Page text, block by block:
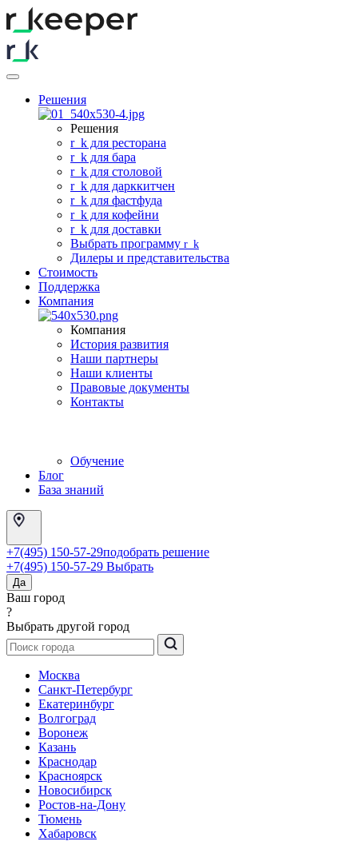
Решения
Решения
r_ k для ресторана
r_ k для бара
r_ k для столовой
r_ k для дарккитчен
r_ k для фастфуда
r_ k для кофейни
r_ k для доставки
Выбрать программу r k
Дилеры и представительства
Стоимость
Поддержка
Компания
Компания
История развития
Наши партнеры
Наши клиенты
Правовые документы
Контакты
Обучение
Блог
База знаний
+7(495) 150-57-29подобрать решение
+7(495) 150-57-29 Выбрать
Да
Ваш город
?
Выбрать другой город
Москва
Санкт-Петербург
Екатеринбург
Волгоград
Воронеж
Казань
Краснодар
Красноярск
Новосибирск
Ростов-на-Дону
Тюмень
Хабаровск